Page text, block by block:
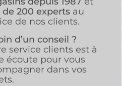
de 200 experts au
de nos clients.
d’un conseil ?
service clients est à
écoute pour vous
dans vos